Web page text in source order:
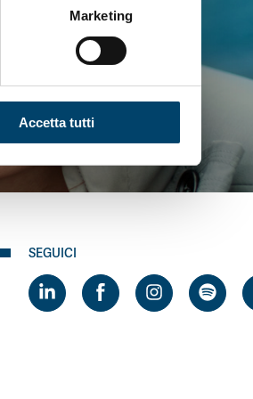
Marketing
Accetta tutti
SEGUICI